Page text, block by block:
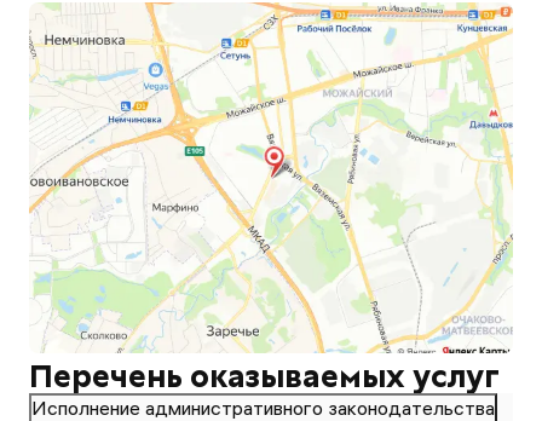
Перечень оказываемых услуг
Исполнение административного законодательства